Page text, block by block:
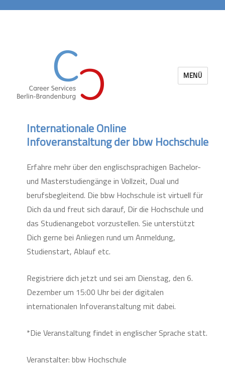
MENÜ
Internationale Online
Infoveranstaltung der bbw Hochschule
Erfahre mehr über den englischsprachigen Bachelor-
und Masterstudiengänge in Vollzeit, Dual und
berufsbegleitend. Die bbw Hochschule ist virtuell für
Dich da und freut sich darauf, Dir die Hochschule und
das Studienangebot vorzustellen. Sie unterstützt
Dich gerne bei Anliegen rund um Anmeldung,
Studienstart, Ablauf etc.
Registriere dich jetzt und sei am Dienstag, den 6.
Dezember um 15:00 Uhr bei der digitalen
internationalen Infoveranstaltung mit dabei.
*Die Veranstaltung findet in englischer Sprache statt.
Veranstalter: bbw Hochschule